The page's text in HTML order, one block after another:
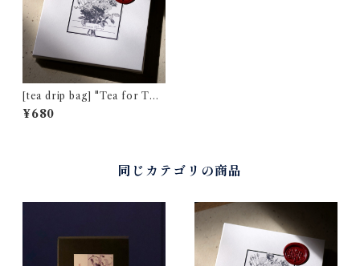
[tea drip bag] "Tea for Tw
o" ダージリン キャッスルトン
茶園 夏摘み [通常パッケージ]
¥680
同じカテゴリの商品